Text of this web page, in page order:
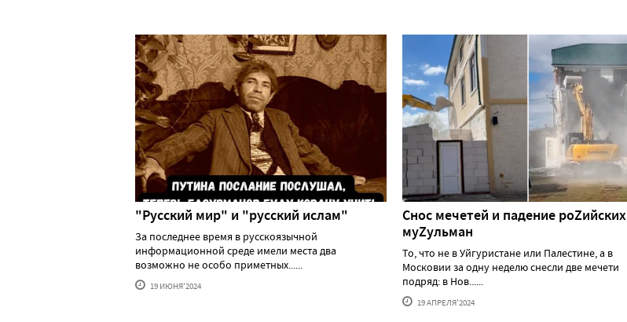
"Русский мир" и "русский ислам"
За последнее время в русскоязычной
информационной среде имели места два
возможно не особо приметных......
19 ИЮНЯ'2024
Снос мечетей и падение роZийских
муZульман
То, что не в Уйгуристане или Палестине, а в
Московии за одну неделю снесли две мечети
подряд: в Нов......
19 АПРЕЛЯ'2024